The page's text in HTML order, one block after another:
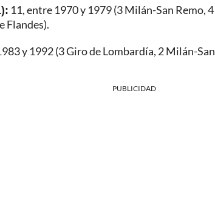
11, entre 1970 y 1979 (3 Milán-San Remo,
Flandes).
y 1992 (3 Giro de Lombardía, 2 Milán-
PUBLICIDAD